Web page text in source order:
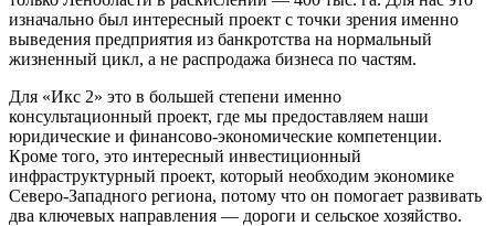
изначально был интересный проект с точки зрения именно
выведения предприятия из банкротства на нормальный
жизненный цикл, а не распродажа бизнеса по частям.
Для «Икс 2» это в большей степени именно
консультационный проект, где мы предоставляем наши
юридические и финансово-экономические компетенции.
Кроме того, это интересный инвестиционный
инфраструктурный проект, который необходим экономике
Северо-Западного региона, потому что он помогает развивать
два ключевых направления — дороги и сельское хозяйство.